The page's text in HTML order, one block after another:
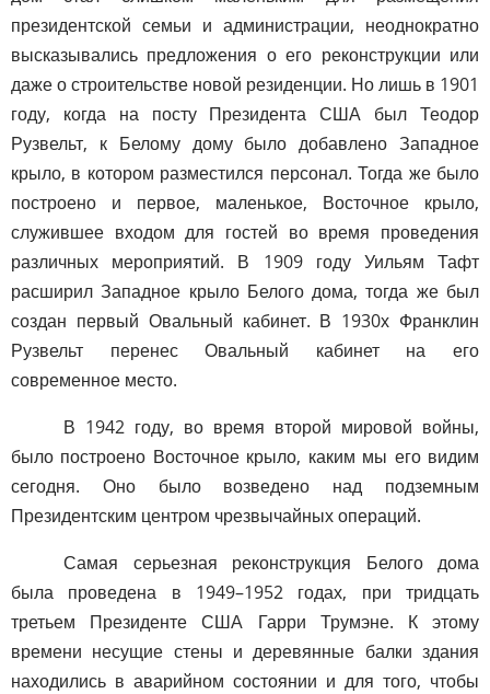
президентской семьи и администрации, неоднократно
высказывались предложения о его реконструкции или
даже о строительстве новой резиденции. Но лишь в 1901
году, когда на посту Президента США был Теодор
Рузвельт, к Белому дому было добавлено Западное
крыло, в котором разместился персонал. Тогда же было
построено и первое, маленькое, Восточное крыло,
служившее входом для гостей во время проведения
различных мероприятий. В 1909 году Уильям Тафт
расширил Западное крыло Белого дома, тогда же был
создан первый Овальный кабинет. В 1930х Франклин
Рузвельт перенес Овальный кабинет на его
современное место.
В 1942 году, во время второй мировой войны,
было построено Восточное крыло, каким мы его видим
сегодня. Оно было возведено над подземным
Президентским центром чрезвычайных операций.
Самая серьезная реконструкция Белого дома
была проведена в 1949–1952 годах, при тридцать
третьем Президенте США Гарри Трумэне. К этому
времени несущие стены и деревянные балки здания
находились в аварийном состоянии и для того, чтобы